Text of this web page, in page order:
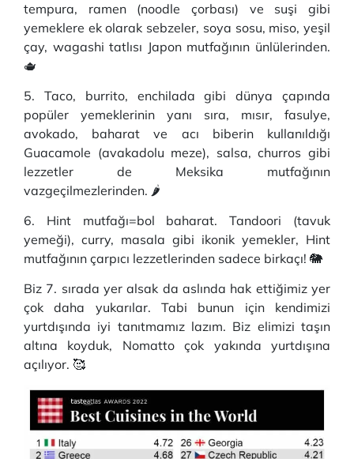
tempura, ramen (noodle çorbası) ve suşi gibi
yemeklere ek olarak sebzeler, soya sosu, miso, yeşil
çay, wagashi tatlısı Japon mutfağının ünlülerinden.
🫖
5. Taco, burrito, enchilada gibi dünya çapında
popüler yemeklerinin yanı sıra, mısır, fasulye,
avokado, baharat ve acı biberin kullanıldığı
Guacamole (avakadolu meze), salsa, churros gibi
lezzetler de Meksika mutfağının
vazgeçilmezlerinden. 🌶️
6. Hint mutfağı=bol baharat. Tandoori (tavuk
yemeği), curry, masala gibi ikonik yemekler, Hint
mutfağının çarpıcı lezzetlerinden sadece birkaçı! 🐘
Biz 7. sırada yer alsak da aslında hak ettiğimiz yer
çok daha yukarılar. Tabi bunun için kendimizi
yurtdışında iyi tanıtmamız lazım. Biz elimizi taşın
altına koyduk, Nomatto çok yakında yurtdışına
açılıyor. 🥰